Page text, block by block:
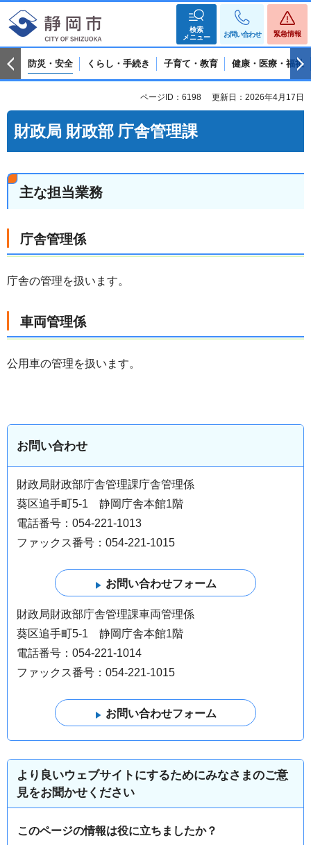
検索
メニュー
お問い合わせ 緊急情報
防災・安全 くらし・手続き 子育て・教育 健康・医療・福祉
ページID：6198 更新日：2026年4月17日
財政局 財政部 庁舎管理課
主な担当業務
庁舎管理係
庁舎の管理を扱います。
車両管理係
公用車の管理を扱います。
お問い合わせ
財政局財政部庁舎管理課庁舎管理係
葵区追手町5-1 静岡庁舎本館1階
電話番号：054-221-1013
ファックス番号：054-221-1015
財政局財政部庁舎管理課車両管理係
葵区追手町5-1 静岡庁舎本館1階
電話番号：054-221-1014
ファックス番号：054-221-1015
より良いウェブサイトにするためにみなさまのご意
見をお聞かせください
このページの情報は役に立ちましたか？